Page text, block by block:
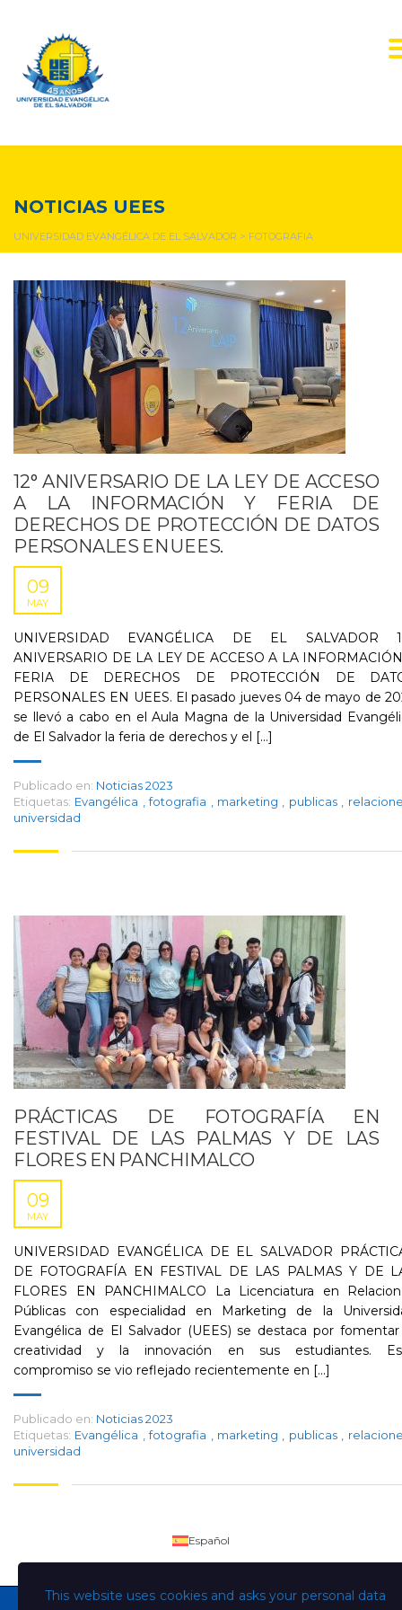
NOTICIAS UEES
UNIVERSIDAD EVANGÉLICA DE EL SALVADOR > FOTOGRAFIA
12° ANIVERSARIO DE LA LEY DE ACCESO
A LA INFORMACIÓN Y FERIA DE
DERECHOS DE PROTECCIÓN DE DATOS
PERSONALES EN UEES.
09
MAY
UNIVERSIDAD EVANGÉLICA DE EL SALVADOR
ANIVERSARIO DE LA LEY DE ACCESO A LA
FERIA DE DERECHOS DE PROTECCIÓN DE
PERSONALES EN UEES. El pasado jueves 04 de mayo de
se llevó a cabo en el Aula Magna de la Universidad
de El Salvador la feria de derechos y el [...]
Publicado en: Noticias 2023
Etiquetas: Evangélica fotografia marketing publicas
universidad
PRÁCTICAS DE FOTOGRAFÍA EN
FESTIVAL DE LAS PALMAS Y DE LAS
FLORES EN PANCHIMALCO
09
MAY
UNIVERSIDAD EVANGÉLICA DE EL SALVADOR
DE FOTOGRAFÍA EN FESTIVAL DE LAS PALMAS Y DE
FLORES EN PANCHIMALCO La Licenciatura en
Públicas con especialidad en Marketing de la
Evangélica de El Salvador (UEES) se destaca por
creatividad y la innovación en sus estudiantes.
compromiso se vio reflejado recientemente en [...]
Publicado en: Noticias 2023
Etiquetas: Evangélica fotografia marketing publicas
universidad
This website uses cookies and asks your personal data
Español